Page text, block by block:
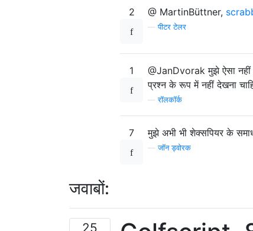
2 @ MartinBüttner,
—पीटर टेलर
1
@JanDvorak मुझे ऐसा
प्रश्न के रूप में नहीं देखना
—रॉलकॉर्क
7 मुझे अभी भी शेक्सपियर के
—जॉन ड्वोरक
जवाबों:
25